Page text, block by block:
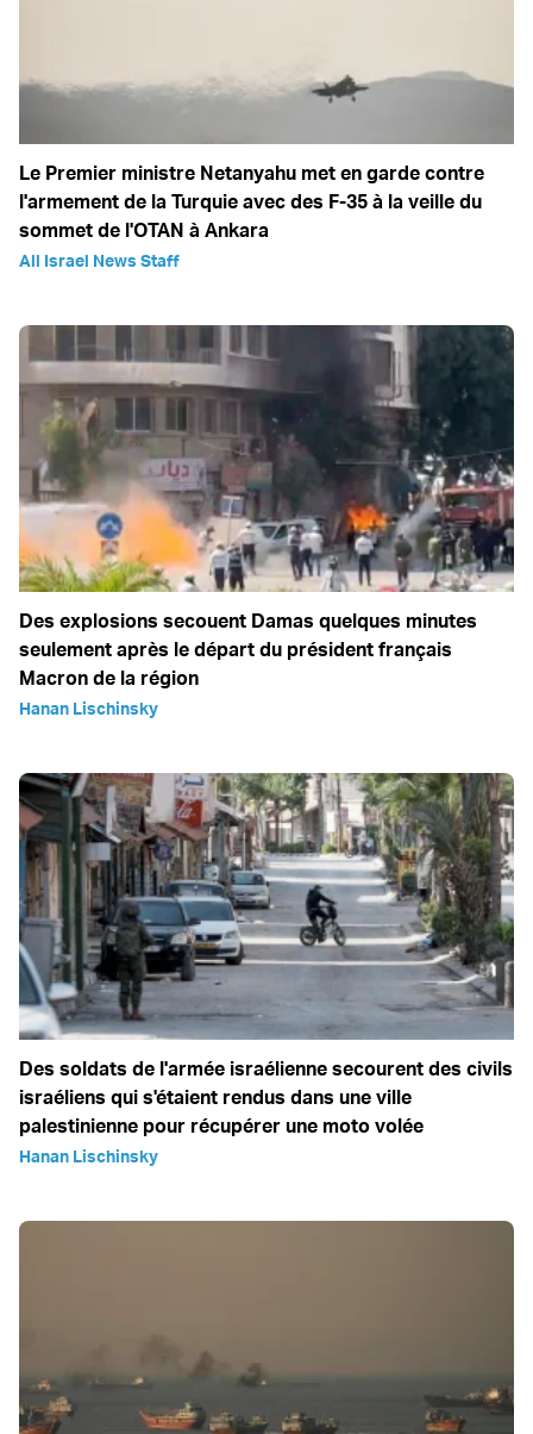
Le Premier ministre Netanyahu met en garde contre
l'armement de la Turquie avec des F-35 à la veille du
sommet de l'OTAN à Ankara
All Israel News Staff
Des explosions secouent Damas quelques minutes
seulement après le départ du président français
Macron de la région
Hanan Lischinsky
Des soldats de l'armée israélienne secourent des civils
israéliens qui s'étaient rendus dans une ville
palestinienne pour récupérer une moto volée
Hanan Lischinsky